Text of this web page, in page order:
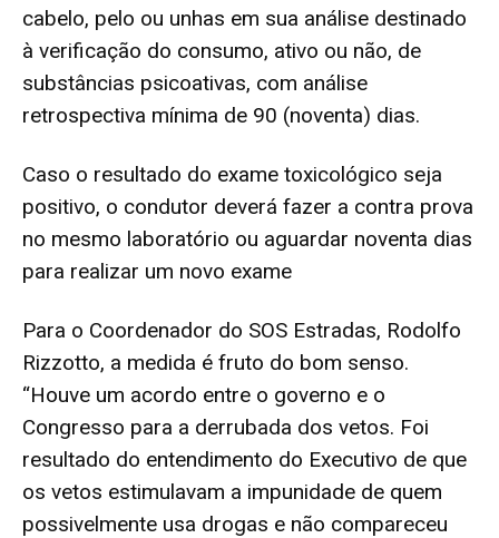
cabelo, pelo ou unhas em sua análise destinado
à verificação do consumo, ativo ou não, de
substâncias psicoativas, com análise
retrospectiva mínima de 90 (noventa) dias.
Caso o resultado do exame toxicológico seja
positivo, o condutor deverá fazer a contra prova
no mesmo laboratório ou aguardar noventa dias
para realizar um novo exame
Para o Coordenador do SOS Estradas, Rodolfo
Rizzotto, a medida é fruto do bom senso.
“Houve um acordo entre o governo e o
Congresso para a derrubada dos vetos. Foi
resultado do entendimento do Executivo de que
os vetos estimulavam a impunidade de quem
possivelmente usa drogas e não compareceu